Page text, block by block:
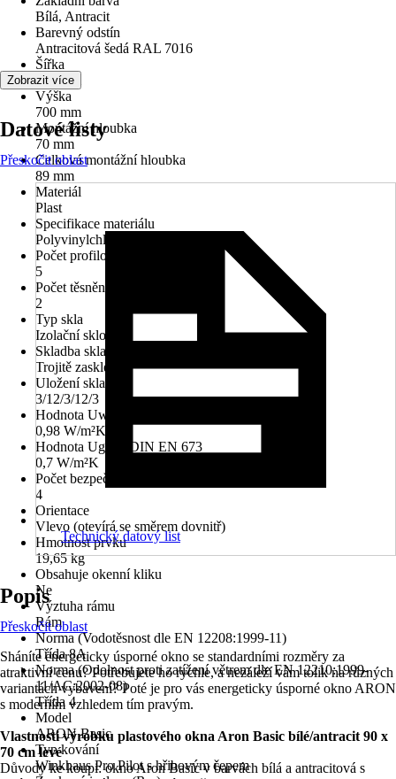
Bílá, Antracit
Barevný odstín
Antracitová šedá RAL 7016
Šířka
900 mm
Výška
700 mm
Montážní hloubka
70 mm
Celková montážní hloubka
89 mm
Materiál
Plast
Specifikace materiálu
Polyvinylchlorid (PVC)
Počet profilových komor
5
Počet těsnění
2
Typ skla
Izolační sklo
Skladba skla
Trojitě zasklené
Uložení skla
3/12/3/12/3
Hodnota Uw dle DIN EN 10077
0,98 W/m²K
Hodnota Ug dle DIN EN 673
0,7 W/m²K
Počet bezpečnostních kotevních plechů
4
Orientace
Vlevo (otevírá se směrem dovnitř)
Hmotnost prvku
19,65 kg
Obsahuje okenní kliku
Ne
Výztuha rámu
Rám
Norma (Vodotěsnost dle EN 12208:1999-11)
Třída 8A
Norma (Odolnost proti zatížení větrem dle EN 12210:1999-
11/AC:2002-08)
Třída 4
Model
ARON Basic
Typ kování
Winkhaus Pro Pilot s hřibovým čepem
Zobrazit více
Datové listy
Přeskočit oblast
Technický datový list
Popis
Přeskočit oblast
Sháníte energeticky úsporné okno se standardními rozměry za
atraktivní cenu? Potřebujete ho rychle, a nezáleží vám tolik na různých
variantách vybavení? Poté je pro vás energeticky úsporné okno ARON
s moderním vzhledem tím pravým.
Vlastnosti výrobku plastového okna Aron Basic bílé/antracit 90 x
70 cm levé
Důvody ke koupi: okno Aron Basic v barvách bílá a antracitová s